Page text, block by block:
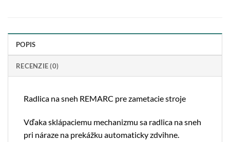
POPIS
RECENZIE (0)
Radlica na sneh REMARC pre zametacie stroje
Vďaka sklápaciemu mechanizmu sa radlica na sneh
pri náraze na prekážku automaticky zdvihne.